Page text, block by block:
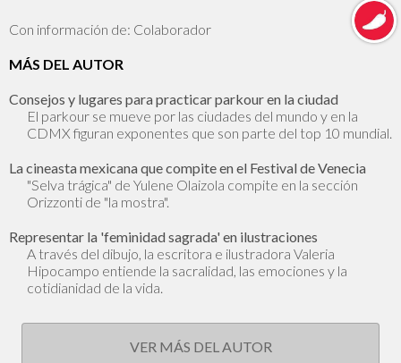
Con información de: Colaborador
MÁS DEL AUTOR
Consejos y lugares para practicar parkour en la ciudad
El parkour se mueve por las ciudades del mundo y en la
CDMX figuran exponentes que son parte del top 10 mundial.
La cineasta mexicana que compite en el Festival de Venecia
"Selva trágica" de Yulene Olaizola compite en la sección
Orizzonti de "la mostra".
Representar la 'feminidad sagrada' en ilustraciones
A través del dibujo, la escritora e ilustradora Valeria
Hipocampo entiende la sacralidad, las emociones y la
cotidianidad de la vida.
VER MÁS DEL AUTOR